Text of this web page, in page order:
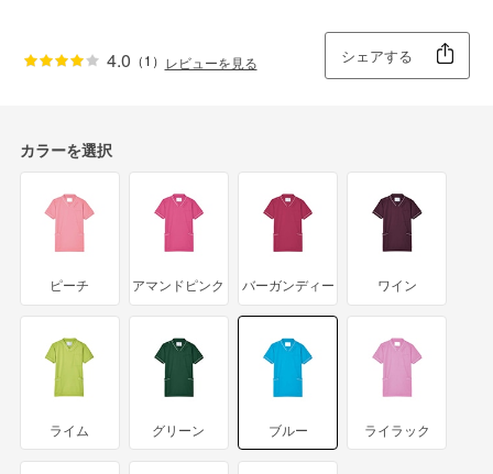
4.0 （1） レビューを見る シェアする
カラーを選択
ピーチ アマンドピンク バーガンディー ワイン
ライム グリーン ブルー ライラック